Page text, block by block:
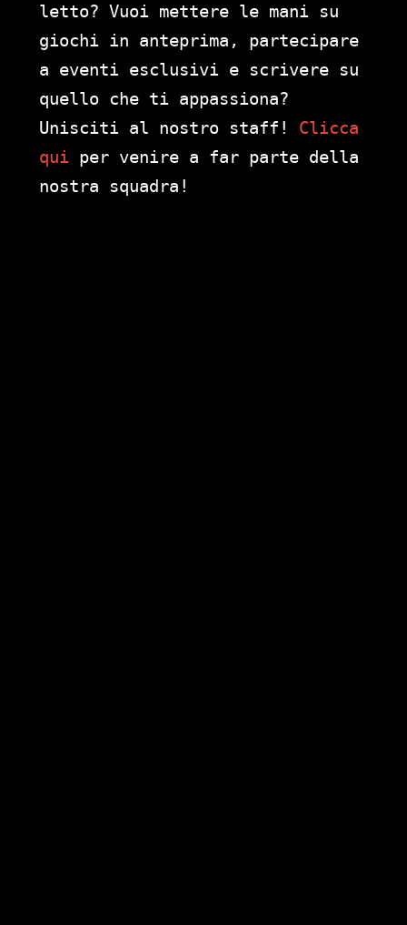
letto? Vuoi mettere le mani su
giochi in anteprima, partecipare
a eventi esclusivi e scrivere su
quello che ti appassiona?
Unisciti al nostro staff! Clicca
qui per venire a far parte della
nostra squadra!